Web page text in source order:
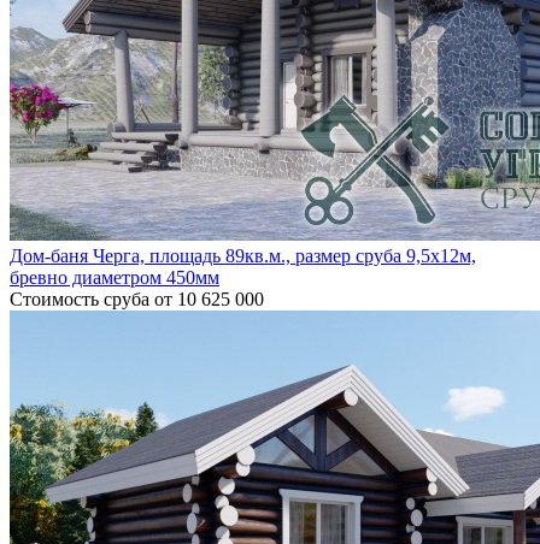
Дом-баня Черга, площадь 89кв.м., размер сруба 9,5х12м,
бревно диаметром 450мм
Стоимость сруба от 10 625 000